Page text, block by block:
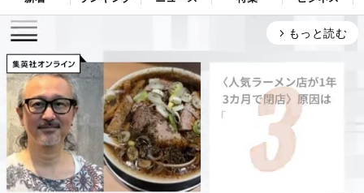
arrow_forward_ios もっと読む